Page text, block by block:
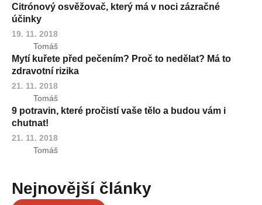
Citrónový osvěžovač, který má v noci zázračné
účinky
19. 11. 2018
Tomáš
Mytí kuřete před pečením? Proč to nedělat? Má to
zdravotní rizika
21. 11. 2018
Tomáš
9 potravin, které pročistí vaše tělo a budou vám i
chutnat!
21. 11. 2018
Tomáš
Nejnovější články